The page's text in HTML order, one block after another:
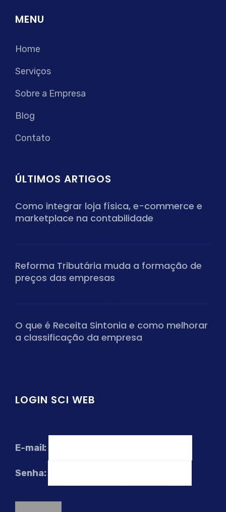
MENU
Home
Serviços
Sobre a Empresa
Blog
Contato
ÚLTIMOS ARTIGOS
Como integrar loja física, e-commerce e
marketplace na contabilidade
Reforma Tributária muda a formação de
preços das empresas
O que é Receita Sintonia e como melhorar
a classificação da empresa
LOGIN SCI WEB
E-mail:
Senha: